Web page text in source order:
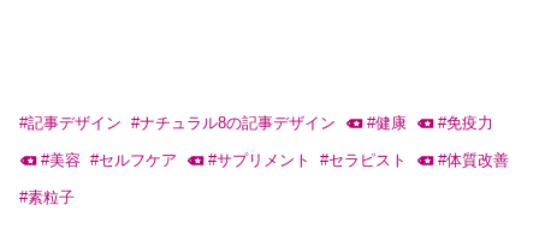
#記事デザイン #ナチュラル8の記事デザイン #健康 #免疫力
#美容 #セルフケア #サプリメント #セラピスト #体質改善
#素粒子